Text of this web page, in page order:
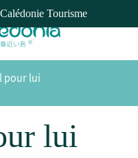
Tourisme
pour lui
lui